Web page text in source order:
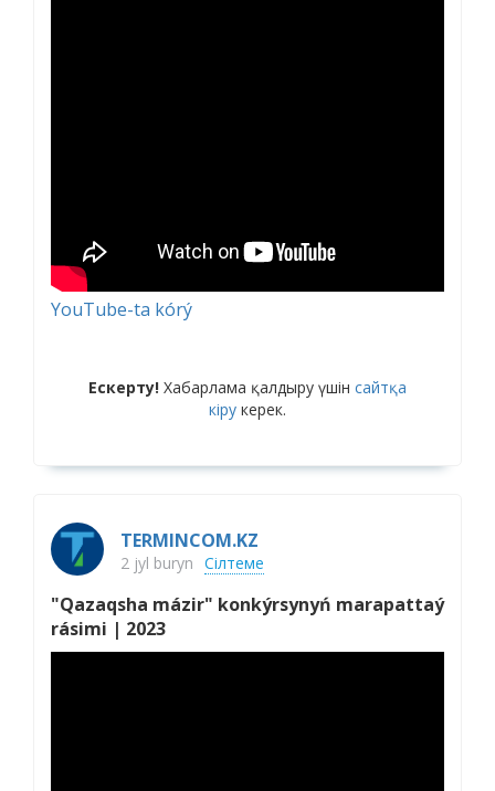
YouTube-ta kórý
Ескерту! Хабарлама қалдыру үшін сайтқа
кіру керек.
TERMINCOM.KZ
2 jyl buryn Сілтеме
"Qazaqsha mázir" konkýrsynyń marapattaý
rásimi | 2023